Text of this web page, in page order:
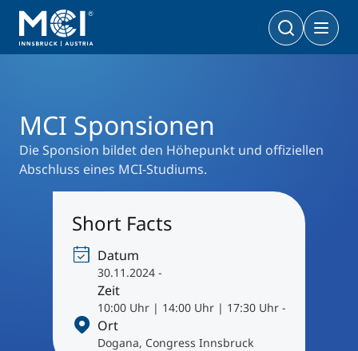
Wirtschaft & Gesellschaft
Technologie & Life Sciences
Master
Wirtschaft & Gesellschaft
Technologie & Life Sciences
Berufsbegleitend studieren
Ein Studium, das zu Ihnen passt
Technologie & Life Sciences
Doktorat
Kooperationsmöglichkeiten
Entrepreneurship & Start-ups
PhD | DBA
Executive Master
MBA | MSC | LL. M.
Executive Bachelor Online
Zertifikats-Lehrgänge
MCI Sponsionen
Die Sponsion bildet den Höhepunkt und offiziellen
Abschluss eines MCI-Studiums.
Short Facts
Datum
30.11.2024 -
Zeit
10:00 Uhr | 14:00 Uhr | 17:30 Uhr -
Ort
Dogana, Congress Innsbruck